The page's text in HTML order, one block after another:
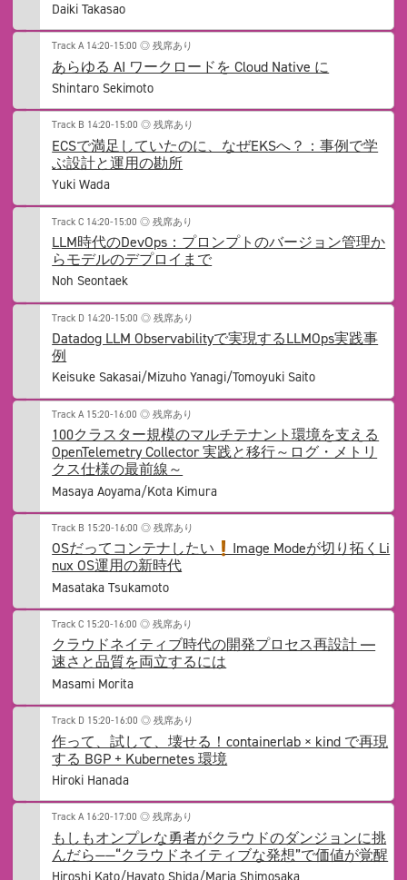
Daiki Takasao
Track A 14:20-15:00◎ 残席あり
あらゆる AI ワークロードを Cloud Native に
Shintaro Sekimoto
Track B 14:20-15:00◎ 残席あり
ECSで満足していたのに、なぜEKSへ？：事例で学
ぶ設計と運用の勘所
Yuki Wada
Track C 14:20-15:00◎ 残席あり
LLM時代のDevOps：プロンプトのバージョン管理か
らモデルのデプロイまで
Noh Seontaek
Track D 14:20-15:00◎ 残席あり
Datadog LLM Observabilityで実現するLLMOps実践事
例
Keisuke Sakasai/Mizuho Yanagi/Tomoyuki Saito
Track A 15:20-16:00◎ 残席あり
100クラスター規模のマルチテナント環境を支える
OpenTelemetry Collector 実践と移行～ログ・メトリ
クス仕様の最前線～
Masaya Aoyama/Kota Kimura
Track B 15:20-16:00◎ 残席あり
OSだってコンテナしたい❗Image Modeが切り拓くLi
nux OS運用の新時代
Masataka Tsukamoto
Track C 15:20-16:00◎ 残席あり
クラウドネイティブ時代の開発プロセス再設計 ―
速さと品質を両立するには
Masami Morita
Track D 15:20-16:00◎ 残席あり
作って、試して、壊せる！containerlab × kind で再現
する BGP + Kubernetes 環境
Hiroki Hanada
Track A 16:20-17:00◎ 残席あり
もしもオンプレな勇者がクラウドのダンジョンに挑
んだら——“クラウドネイティブな発想”で価値が覚醒